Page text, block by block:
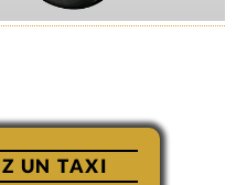
UN TAXI